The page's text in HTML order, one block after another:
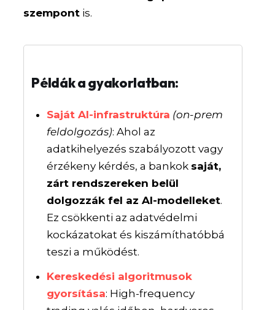
szempont is.
Példák a gyakorlatban:
Saját AI-infrastruktúra (on-prem
feldolgozás): Ahol az
adatkihelyezés szabályozott vagy
érzékeny kérdés, a bankok saját,
zárt rendszereken belül
dolgozzák fel az AI-modelleket.
Ez csökkenti az adatvédelmi
kockázatokat és kiszámíthatóbbá
teszi a működést.
Kereskedési algoritmusok
gyorsítása: High-frequency